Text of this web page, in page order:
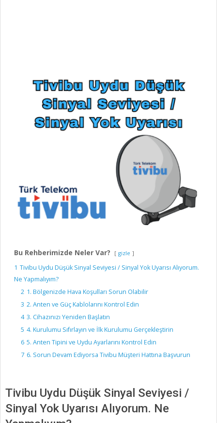
Bu Rehberimizde Neler Var? gizle
1 Tivibu Uydu Düşük Sinyal Seviyesi / Sinyal Yok Uyarısı Alıyorum.
Ne Yapmalıyım?
2 1. Bölgenizde Hava Koşulları Sorun Olabilir
3 2. Anten ve Güç Kablolarını Kontrol Edin
4 3. Cihazınızı Yeniden Başlatın
5 4. Kurulumu Sıfırlayın ve İlk Kurulumu Gerçekleştirin
6 5. Anten Tipini ve Uydu Ayarlarını Kontrol Edin
7 6. Sorun Devam Ediyorsa Tivibu Müşteri Hattına Başvurun
Tivibu Uydu Düşük Sinyal Seviyesi /
Sinyal Yok Uyarısı Alıyorum. Ne